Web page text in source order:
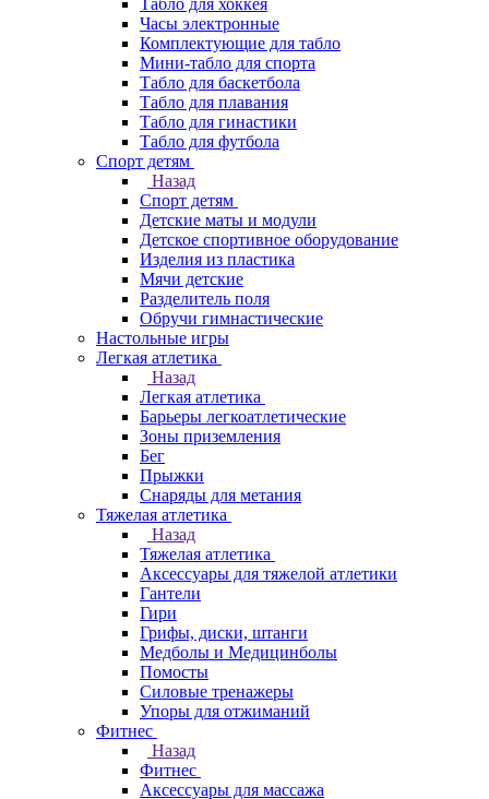
Табло для хоккея
Часы электронные
Комплектующие для табло
Мини-табло для спорта
Табло для баскетбола
Табло для плавания
Табло для гинастики
Табло для футбола
Спорт детям
Назад
Спорт детям
Детские маты и модули
Детское спортивное оборудование
Изделия из пластика
Мячи детские
Разделитель поля
Обручи гимнастические
Настольные игры
Легкая атлетика
Назад
Легкая атлетика
Барьеры легкоатлетические
Зоны приземления
Бег
Прыжки
Снаряды для метания
Тяжелая атлетика
Назад
Тяжелая атлетика
Аксессуары для тяжелой атлетики
Гантели
Гири
Грифы, диски, штанги
Медболы и Медицинболы
Помосты
Силовые тренажеры
Упоры для отжиманий
Фитнес
Назад
Фитнес
Аксессуары для массажа